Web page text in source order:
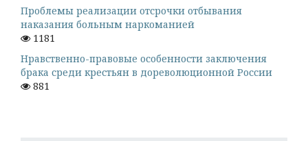
Проблемы реализации отсрочки отбывания
наказания больным наркоманией
1181
Нравственно-правовые особенности заключения
брака среди крестьян в дореволюционной России
881